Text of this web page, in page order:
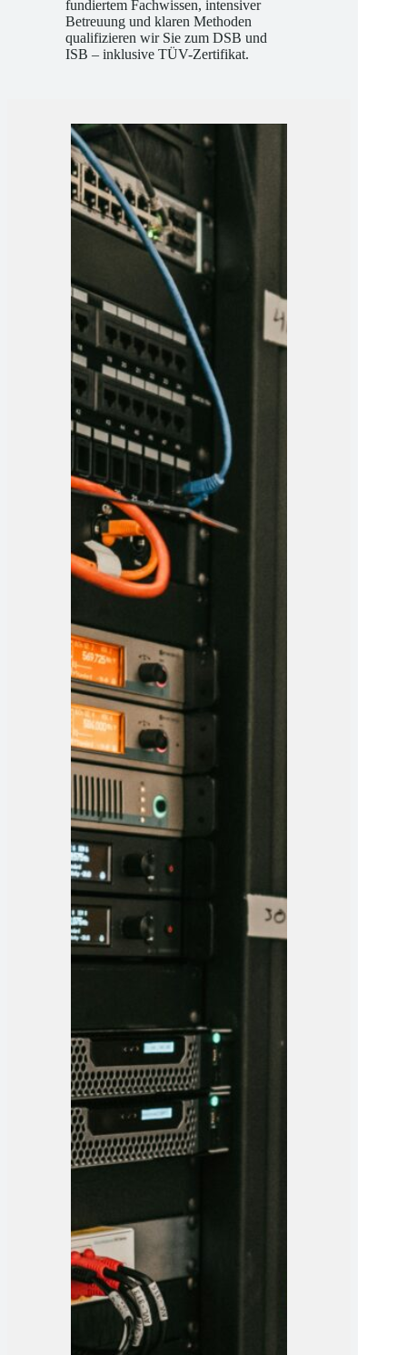
Wir machen Sie fit für die Praxis: Mit
fundiertem Fachwissen, intensiver
Betreuung und klaren Methoden
qualifizieren wir Sie zum DSB und